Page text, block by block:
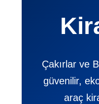
Çakırlar ve
güvenilir,
araç